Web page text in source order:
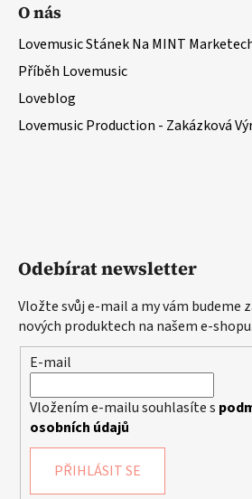
O nás
Lovemusic Stánek Na MINT
Příběh Lovemusic
Loveblog
Lovemusic Production - Zakázková
Odebírat newsletter
Vložte svůj e-mail a my vám budeme
nových produktech na našem e-shopu.
E-mail
Vložením e-mailu souhlasíte s
osobních údajů
PŘIHLÁSIT SE